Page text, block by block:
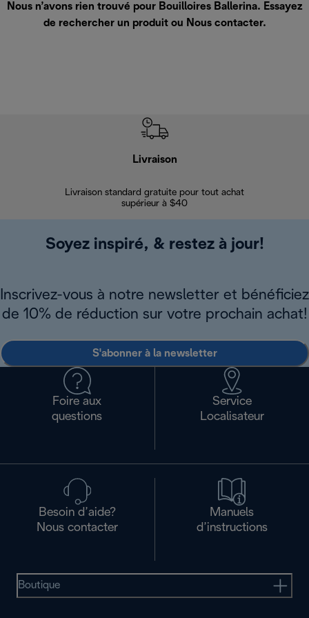
Nous n’avons rien trouvé pour Bouilloires Ballerina. Essayez
de rechercher un produit ou Nous contacter.
Livraison
Livraison standard gratuite pour tout achat
supérieur à $40
Soyez inspiré, & restez à jour!
Inscrivez-vous à notre newsletter et bénéficiez
de 10% de réduction sur votre prochain achat!
S'abonner à la newsletter
Foire aux
questions
Service
Localisateur
Besoin d’aide?
Nous contacter
Manuels
d’instructions
Boutique